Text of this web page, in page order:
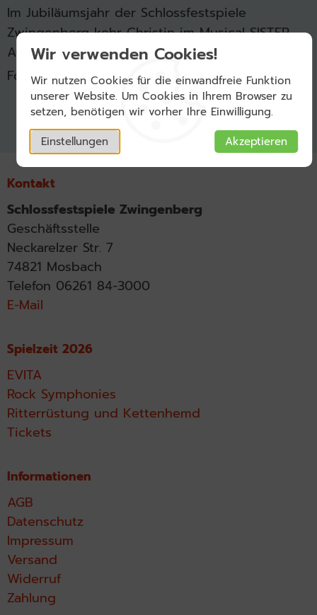
Wir verwenden Cookies!
Wir nutzen Cookies für die einwandfreie Funktion
unserer Website. Um Cookies in Ihrem Browser zu
setzen, benötigen wir vorher Ihre Einwilligung.
Einstellungen
Akzeptieren
Im Jubiläumsjahr der Schlossfestspiele
Zwingenberg kehr Christin im Musical SISTER
ACT als Soulgirl und Nonne zurück.
Foto: Peter Hähnel
Kontakt
Schlossfestspiele Zwingenberg
Geschäftsstelle
Neckarelzer Str. 7
74821 Mosbach
Telefon 06261 84-3000
E-Mail
Spielzeit 2026
EVITA
Rock Symphonies
Ritterrüstung und Kettenhemd
Tickets
Informationen
AGB
Datenschutz
Impressum
Versand
Widerruf
Zahlung